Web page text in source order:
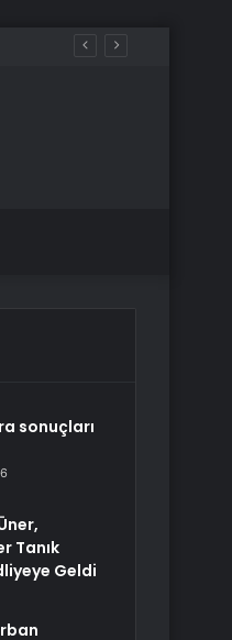
sonuçları
Tanık
Geldi